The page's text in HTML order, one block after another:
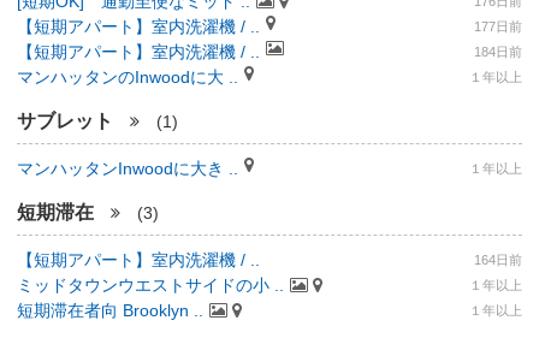
【短期アパート】室内洗濯機 / .. 177日前
【短期アパート】室内洗濯機 / .. 184日前
マンハッタンのInwoodに大 .. １年以上
サブレット (1)
マンハッタンInwoodに大き .. １年以上
短期滞在 (3)
【短期アパート】室内洗濯機 / .. 164日前
ミッドタウンウエストサイドの小 .. １年以上
短期滞在者向 Brooklyn .. １年以上